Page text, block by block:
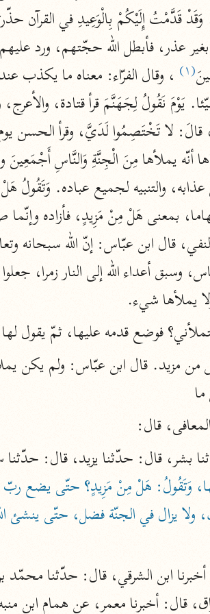
نحو ١١ مجلدًا
التسهيل لعلوم التنزيل
ابن جُزَيّ (٧٤١ هـ)
نحو ٣ مجلدات
موسوعات
روح المعاني
الآلوسي (١٢٧٠ هـ)
نحو ٢٨ مجلدًا
مفاتيح الغيب
فخر الدين الرازي (٦٠٦ هـ)
نحو ٢٤ مجلدًا
أخرى
أضواء البيان
البقاعي (٨٨٥ هـ)
نحو ٢٠ مجلدًا
التحرير والتنوير
ابن عاشور (١٣٩٣ هـ)
نحو ٢٤ مجلدًا
(١)
يملأها شيء.
فوضع قدمه عليها، ثمّ يقول
قال:
يزال في الجنّة فضل، حتّى ينشئ